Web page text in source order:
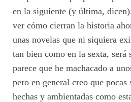
en la siguiente (y última,
ver cómo cierran la historia
unas novelas que ni siquiera
tan bien como en la sexta, será
parece que he machacado a
pero en general creo que pocas
hechas y ambientadas como